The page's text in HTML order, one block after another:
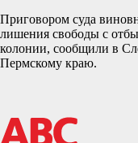
Приговором суда
лишения свободы с
колонии, сообщили в
Пермскому краю.